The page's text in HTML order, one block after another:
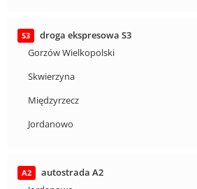
S3
droga ekspresowa S3
Gorzów Wielkopolski
Skwierzyna
Międzyrzecz
Jordanowo
A2
autostrada A2